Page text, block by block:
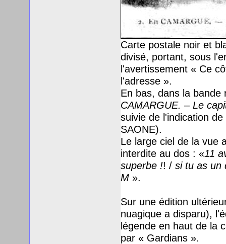
Carte postale noir et
divisé, portant, sous
l'avertissement « Ce
l'adresse ».
En bas, dans la
CAMARGUE. – Le
suivie de l'indication
SAONE).
Le large ciel de la vue
interdite au dos : «11
superbe !! / si tu as un
M».
Sur une édition
nuagique a disparu),
légende en haut de la
par « Gardians ».